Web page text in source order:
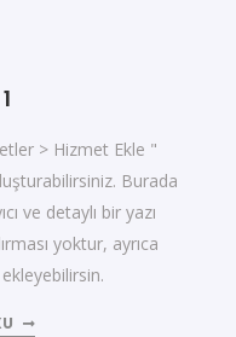
> Hizmet Ekle "
Burada
ve detaylı bir yazı
yoktur, ayrıca